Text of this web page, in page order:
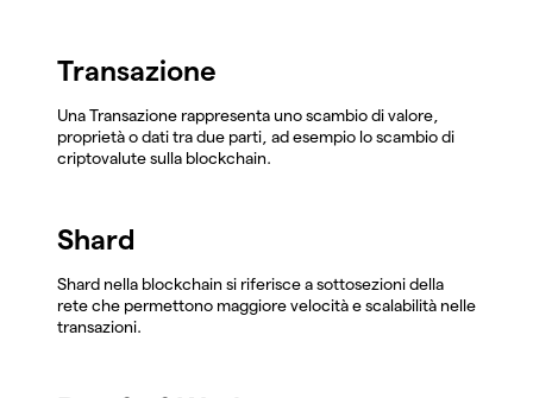
Transazione
Una Transazione rappresenta uno scambio di valore,
proprietà o dati tra due parti, ad esempio lo scambio di
criptovalute sulla blockchain.
Shard
Shard nella blockchain si riferisce a sottosezioni della
rete che permettono maggiore velocità e scalabilità nelle
transazioni.